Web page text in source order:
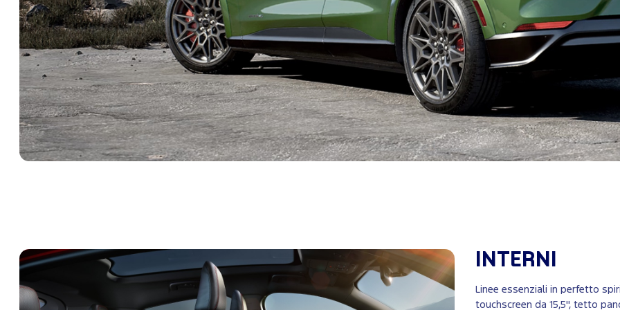
INTERNI
Linee essenziali in perfetto
touchscreen da 15,5'', tetto